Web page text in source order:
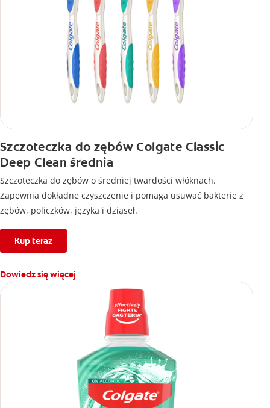
Szczoteczka do zębów Colgate Classic
Deep Clean średnia
Szczoteczka do zębów o średniej twardości włóknach.
Zapewnia dokładne czyszczenie i pomaga usuwać bakterie z
zębów, policzków, języka i dziąseł.
Kup teraz
Dowiedz się więcej